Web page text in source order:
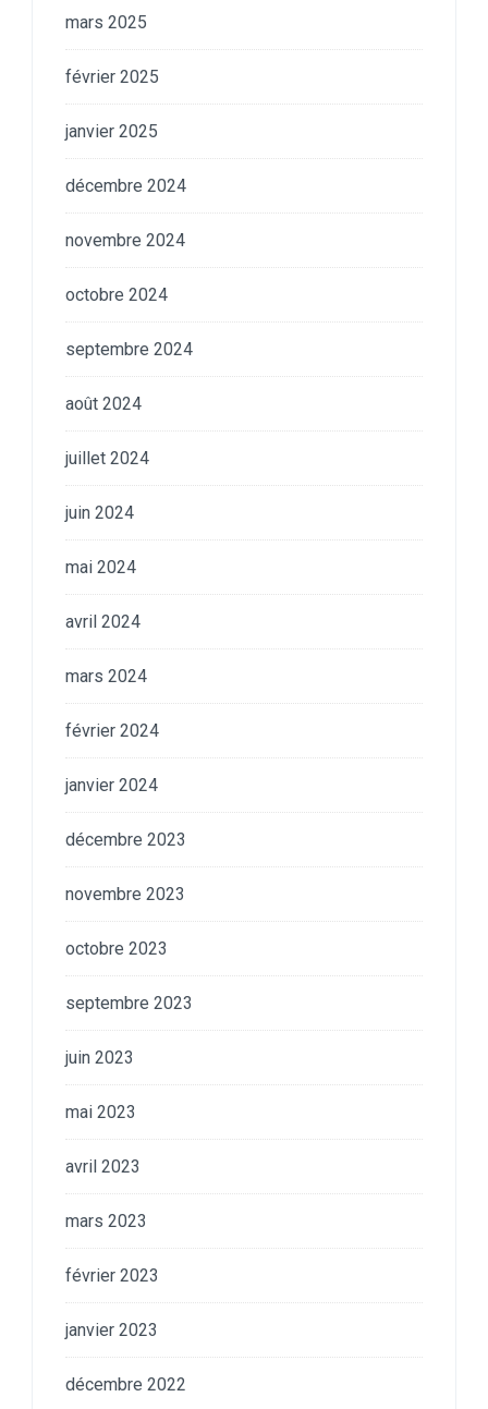
mars 2025
février 2025
janvier 2025
décembre 2024
novembre 2024
octobre 2024
septembre 2024
août 2024
juillet 2024
juin 2024
mai 2024
avril 2024
mars 2024
février 2024
janvier 2024
décembre 2023
novembre 2023
octobre 2023
septembre 2023
juin 2023
mai 2023
avril 2023
mars 2023
février 2023
janvier 2023
décembre 2022